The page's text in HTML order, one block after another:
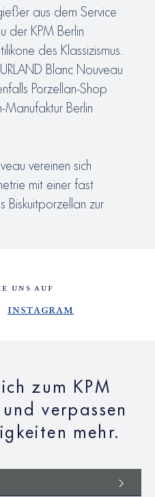
aus dem Service
der KPM Berlin
des Klassizismus.
Blanc Nouveau
Porzellan-Shop
Manufaktur Berlin
vereinen sich
mit einer fast
Biskuitporzellan zur
UNS AUF
Instagram
zum KPM
verpassen
mehr.